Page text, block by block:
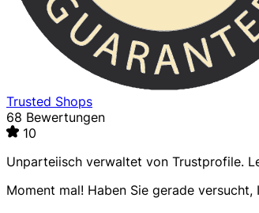
Trusted Shops
68 Bewertungen
10
Unparteiisch verwaltet von Trustprofile.
Moment mal! Haben Sie gerade versucht,